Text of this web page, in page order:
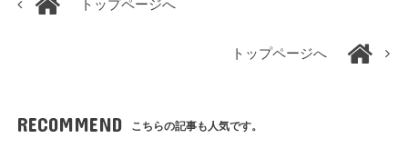
トップページへ
トップページへ
RECOMMEND こちらの記事も人気です。